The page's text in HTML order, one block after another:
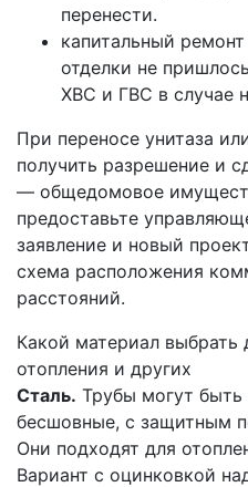
перенести.
капитальный
отделки не
ХВС и ГВС в случае
При переносе унитаза
получить разрешение и
— общедомовое
предоставьте
заявление и новый
схема расположения
расстояний.
Какой материал выбрать
отопления и других
Сталь. Трубы могут быть
бесшовные, с защитным
Они подходят для
Вариант с оцинковкой